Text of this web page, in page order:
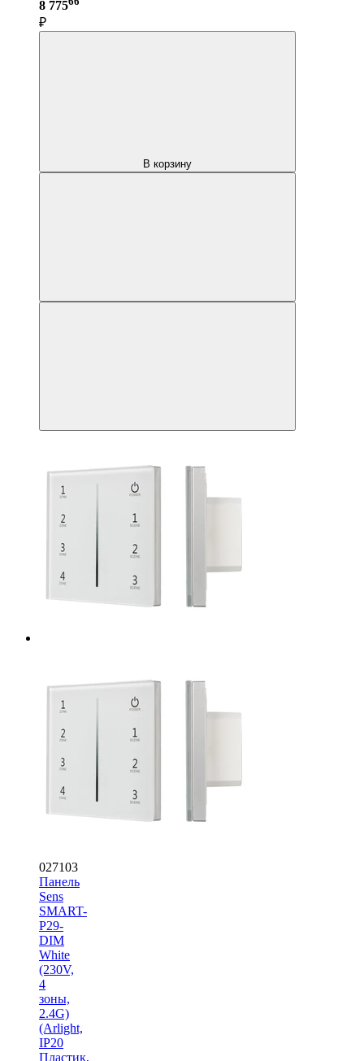
8 775
₽
В корзину
027103
Панель
Sens
SMART-
P29-
DIM
White
(230V,
4
зоны,
2.4G)
(Arlight,
IP20
Пластик,